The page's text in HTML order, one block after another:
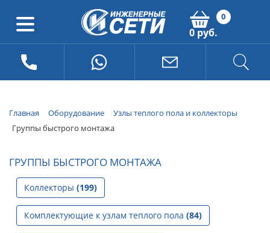
0
0 руб.
Главная Оборудование
Узлы теплого пола и коллекторы
Группы быстрого монтажа
ГРУППЫ БЫСТРОГО МОНТАЖА
Коллекторы (199)
Комплектующие к узлам теплого пола (84)